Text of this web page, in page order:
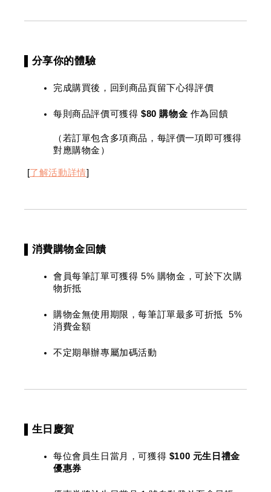
▌分享你的體驗
完成購買後，回到商品頁留下心得評價
每則商品評價可獲得 $80 購物金 作為回饋
（若訂單包含多項商品，每評價一項即可獲得
對應購物金）
[了解活動詳情]
▌消費購物金回饋
會員每筆訂單可獲得 5% 購物金，可於下次購
物折抵
購物金無使用期限，每筆訂單最多可折抵
5%
消費金額
不定期舉辦專屬加碼活動
▌生日慶賀
每位會員生日當月，可獲得 $100 元生日禮金
優惠券